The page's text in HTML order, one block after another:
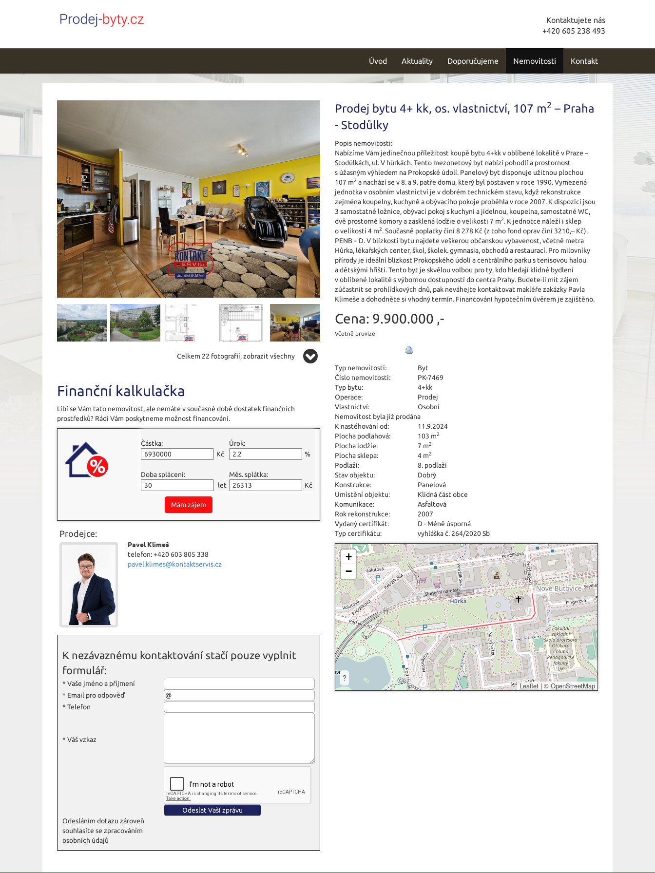
Kontaktujete nás
+420 605 238 493
Úvod Aktuality Doporučujeme Nemovitosti Kontakt
Celkem 22 fotografií, zobrazit všechny
Finanční kalkulačka
Líbí se Vám tato nemovitost, ale nemáte v současné době dostatek finančních
prostředků? Rádi Vám poskytneme možnost financování.
Částka:
Kč
Úrok:
%
Doba splácení:
let
Měs. splátka:
Kč
Mám zájem
Prodejce:
Pavel Klimeš
telefon: +420 603 805 338
pavel.klimes@kontaktservis.cz
K nezávaznému kontaktování stačí pouze vyplnit
formulář:
* Vaše jméno a příjmení
* Email pro odpověď
* Telefon
* Váš vzkaz
Odesláním dotazu zároveň
souhlasíte se zpracováním
osobních údajů
Prodej bytu 4+ kk, os. vlastnictví, 107 m2 – Praha
- Stodůlky
Popis nemovitosti:
Nabízíme Vám jedinečnou příležitost koupě bytu 4+kk v oblíbené lokalitě v Praze –
Stodůlkách, ul. V hůrkách. Tento mezonetový byt nabízí pohodlí a prostornost
s úžasným výhledem na Prokopské údolí. Panelový byt disponuje užitnou plochou
107 m2 a nachází se v 8. a 9. patře domu, který byl postaven v roce 1990. Vymezená
jednotka v osobním vlastnictví je v dobrém technickém stavu, když rekonstrukce
zejména koupelny, kuchyně a obývacího pokoje proběhla v roce 2007. K dispozici jsou
3 samostatné ložnice, obývací pokoj s kuchyní a jídelnou, koupelna, samostatné WC,
dvě prostorné komory a zasklená lodžie o velikosti 7 m2. K jednotce náleží i sklep
o velikosti 4 m2. Současně poplatky činí 8 278 Kč (z toho fond oprav činí 3210,– Kč).
PENB – D. V blízkosti bytu najdete veškerou občanskou vybavenost, včetně metra
Hůrka, lékařských center, škol, školek. gymnasia, obchodů a restaurací. Pro milovníky
přírody je ideální blízkost Prokopského údolí a centrálního parku s tenisovou halou
a dětskými hřišti. Tento byt je skvělou volbou pro ty, kdo hledají klidné bydlení
v oblíbené lokalitě s výbornou dostupností do centra Prahy. Budete-li mít zájem
zúčastnit se prohlídkových dnů, pak neváhejte kontaktovat makléře zakázky Pavla
Klimeše a dohodněte si vhodný termín. Financování hypotečním úvěrem je zajištěno.
Cena: 9.900.000 ,-
Včetně provize
Typ nemovitosti:
Byt
Číslo nemovitosti:
PK-7469
Typ bytu:
4+kk
Operace:
Prodej
Vlastnictví:
Osobní
Nemovitost byla již prodána
K nastěhování od:
11.9.2024
Plocha podlahová:
103 m2
Plocha lodžie: 7 m2
Plocha sklepa: 4 m2
Podlaží:
8. podlaží
Stav objektu:
Dobrý
Konstrukce:
Panelová
Umístění objektu:
Klidná část obce
Komunikace:
Asfaltová
Rok rekonstrukce:
2007
Vydaný certifikát:
D - Méně úsporná
Typ certifikátu:
vyhláška č. 264/2020 Sb
+
−
?
Leaflet | © OpenStreetMap